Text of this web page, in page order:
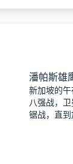
潘帕斯雄
新加坡的
八强战，
锯战，直到